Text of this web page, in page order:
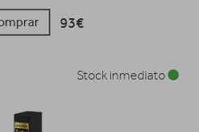
93€
Stock inmediato